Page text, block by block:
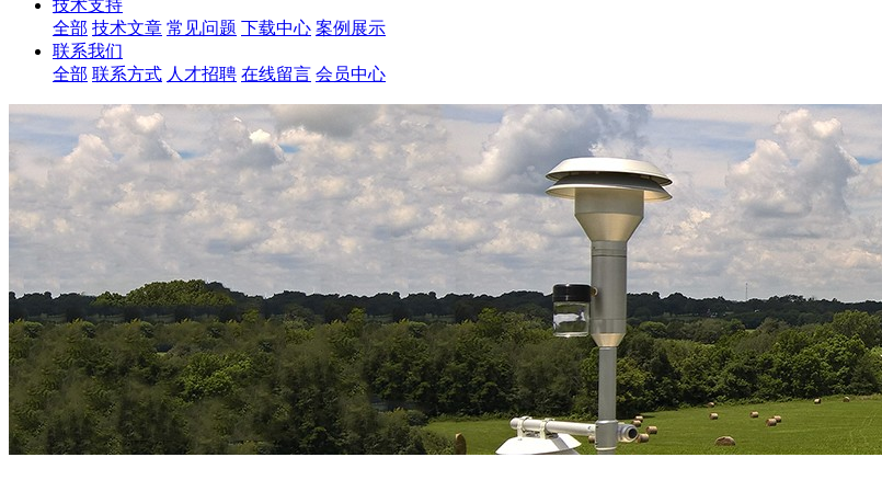
技术支持
全部 技术文章 常见问题 下载中心 案例展示
联系我们
全部 联系方式 人才招聘 在线留言 会员中心